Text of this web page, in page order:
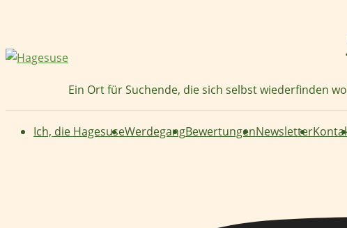
springen
Ein Ort für Suchende, die sich selbst wiederfinden
Ich, die HagesuseWerdegangBewertungenNewsletter